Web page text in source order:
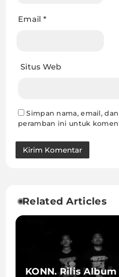
Email *
Situs Web
Simpan nama, email,
peramban ini untuk
Related Articles
KONN. Rilis